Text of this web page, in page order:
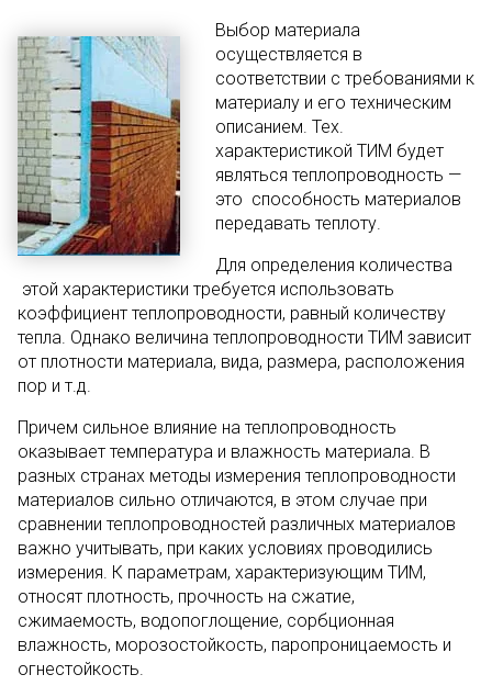
Выбор материала
осуществляется в
соответствии с требованиями к
материалу и его техническим
описанием. Тех.
характеристикой ТИМ будет
являться теплопроводность —
это способность материалов
передавать теплоту.
Для определения количества
этой характеристики требуется использовать
коэффициент теплопроводности, равный количеству
тепла. Однако величина теплопроводности ТИМ зависит
от плотности материала, вида, размера, расположения
пор и т.д.
Причем сильное влияние на теплопроводность
оказывает температура и влажность материала. В
разных странах методы измерения теплопроводности
материалов сильно отличаются, в этом случае при
сравнении теплопроводностей различных материалов
важно учитывать, при каких условиях проводились
измерения. К параметрам, характеризующим ТИМ,
относят плотность, прочность на сжатие,
сжимаемость, водопоглощение, сорбционная
влажность, морозостойкость, паропроницаемость и
огнестойкость.